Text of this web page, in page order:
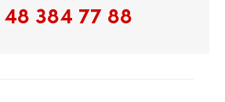
48 384 77 88